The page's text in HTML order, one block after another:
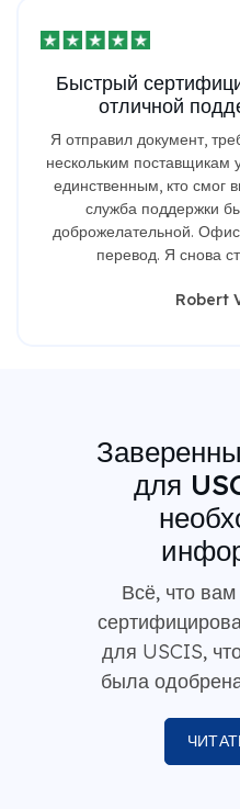
Быстрый
отличной
Я отправил документ,
нескольким поставщикам
единственным, кто смог
служба поддержки
доброжелательной.
перевод. Я снова
Robert
для
Всё, что
для USCIS,
была